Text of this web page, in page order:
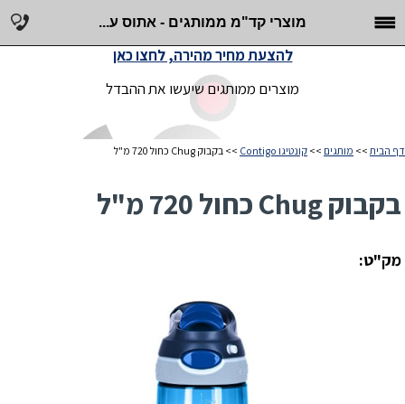
מוצרי קד"מ ממותגים - אתוס ע...
מוצרים ממותגים שיעשו את ההבדל
להצעת מחיר מהירה, לחצו כאן
דף הבית >> מותגים >> קונטיגו Contigo >> בקבוק Chug כחול 720 מ"ל
בקבוק Chug כחול 720 מ"ל
מק"ט: